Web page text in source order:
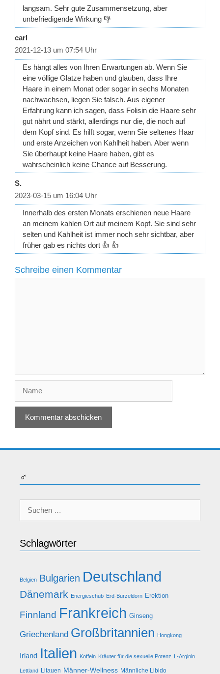
langsam. Sehr gute Zusammensetzung, aber
unbefriedigende Wirkung 👎
carl
2021-12-13 um 07:54 Uhr
Es hängt alles von Ihren Erwartungen ab. Wenn Sie
eine völlige Glatze haben und glauben, dass Ihre
Haare in einem Monat oder sogar in sechs Monaten
nachwachsen, liegen Sie falsch. Aus eigener
Erfahrung kann ich sagen, dass Folisin die Haare sehr
gut nährt und stärkt, allerdings nur die, die noch auf
dem Kopf sind. Es hilft sogar, wenn Sie seltenes Haar
und erste Anzeichen von Kahlheit haben. Aber wenn
Sie überhaupt keine Haare haben, gibt es
wahrscheinlich keine Chance auf Besserung.
S.
2023-03-15 um 16:04 Uhr
Innerhalb des ersten Monats erschienen neue Haare
an meinem kahlen Ort auf meinem Kopf. Sie sind sehr
selten und Kahlheit ist immer noch sehr sichtbar, aber
früher gab es nichts dort 👍 👍
Schreibe einen Kommentar
♂
Schlagwörter
Belgien Bulgarien Deutschland
Dänemark Energieschub Erd-Burzeldorn Erektion
Finnland Frankreich Ginseng
Griechenland Großbritannien Hongkong
Irland Italien Koffein Kräuter für die sexuelle Potenz L-Arginin
Lettland Litauen Männer-Wellness Männliche Libido